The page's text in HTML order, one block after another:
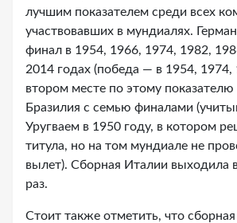
лучшим показателем среди всех
участвовавших в мундиалях.
финал в 1954, 1966, 1974, 1982,
2014 годах (победа — в 1954, 1974,
втором месте по этому показателю
Бразилия с семью финалами
Уругваем в 1950 году, в котором
титула, но на том мундиале не
вылет). Сборная Италии выходила
раз.
Стоит также отметить, что